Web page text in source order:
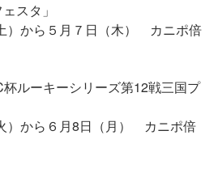
スタ」
）から５月７日（木） カニポ倍
ルーキーシリーズ第12戦三国プ
）から６月8日（月） カニポ倍